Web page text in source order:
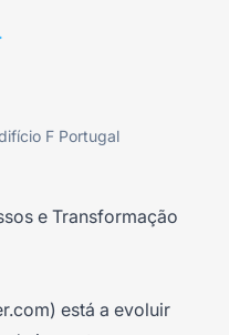
F Portugal
e Transformação
) está a evoluir